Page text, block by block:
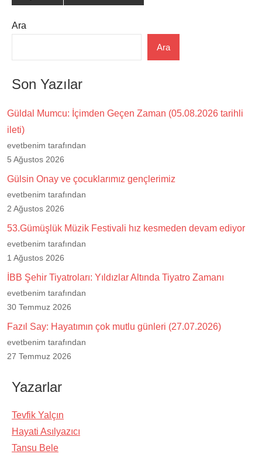
Ara
Ara
Son Yazılar
Güldal Mumcu: İçimden Geçen Zaman (05.08.2026 tarihli
ileti)
evetbenim tarafından
5 Ağustos 2026
Gülsin Onay ve çocuklarımız gençlerimiz
evetbenim tarafından
2 Ağustos 2026
53.Gümüşlük Müzik Festivali hız kesmeden devam ediyor
evetbenim tarafından
1 Ağustos 2026
İBB Şehir Tiyatroları: Yıldızlar Altında Tiyatro Zamanı
evetbenim tarafından
30 Temmuz 2026
Fazıl Say: Hayatımın çok mutlu günleri (27.07.2026)
evetbenim tarafından
27 Temmuz 2026
Yazarlar
Tevfik Yalçın
Hayati Asılyazıcı
Tansu Bele